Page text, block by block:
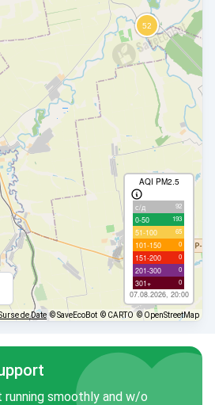
AQI PM2.5
с/д 92
0-50 193
51-100 65
101-150 0
151-200 0
201-300 0
301+ 0
07.08.2026, 20:00
de Date © SaveEcoBot © CARTO © OpenStreetMap
smoothly and w/o